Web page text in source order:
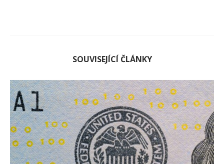
SOUVISEJÍCÍ ČLÁNKY